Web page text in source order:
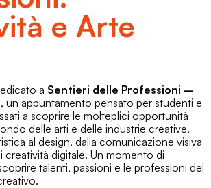
e Arte
a Sentieri delle Professioni –
, un appuntamento pensato per studenti e
a scoprire le molteplici opportunità
delle arti e delle industrie creative,
al design, dalla comunicazione visiva
creatività digitale. Un momento di
talenti, passioni e le professioni del